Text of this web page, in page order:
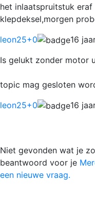
het inlaatspruitstuk
klepdeksel,morgen
leon25+0
16
Is gelukt zonder motor
topic mag gesloten
leon25+0 16
Niet gevonden wat je
beantwoord voor je
een nieuwe vraag.